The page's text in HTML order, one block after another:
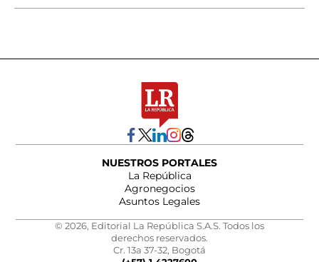
NUESTROS PORTALES
La República
Agronegocios
Asuntos Legales
© 2026, Editorial La República S.A.S. Todos los
derechos reservados.
Cr. 13a 37-32, Bogotá